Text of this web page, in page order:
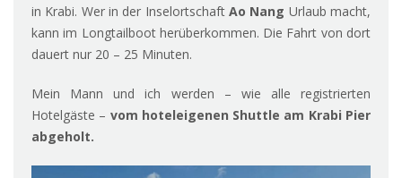
in Krabi. Wer in der Inselortschaft Ao Nang Urlaub macht,
kann im Longtailboot herüberkommen. Die Fahrt von dort
dauert nur 20 – 25 Minuten.
Mein Mann und ich werden – wie alle registrierten
Hotelgäste – vom hoteleigenen Shuttle am Krabi Pier
abgeholt.